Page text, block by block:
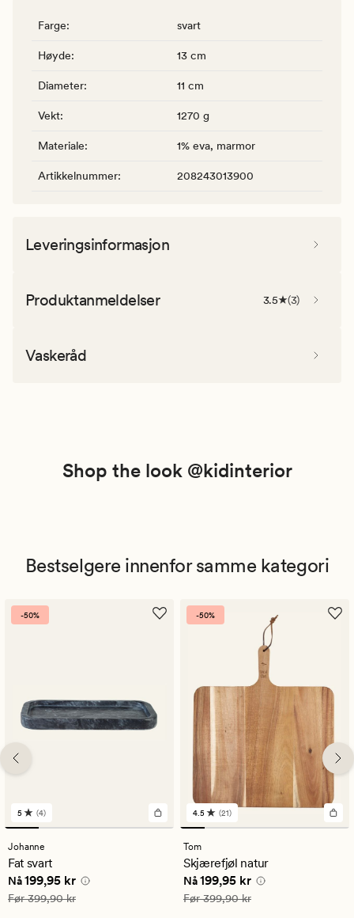
Farge: svart
Høyde: 13 cm
Diameter: 11 cm
Vekt: 1270 g
Materiale: 1% eva, marmor
Artikkelnummer: 208243013900
Leveringsinformasjon
Produktanmeldelser 3.5 (3)
Vaskeråd
Shop the look @kidinterior
Bestselgere innenfor samme kategori
-50%
4
anmeldelser
med
en
gjennomsnittlig
vurdering
på
5
5 (4)
Johanne
Fat svart
Nåværende pris
Nå199,95 kr
Vanlig pris 399,90 kr
Før399,90 kr
-50%
21
anmeldelser
med
en
gjennomsnittlig
vurdering
på
4.5
4.5 (21)
Tom
Skjærefjøl natur
Nåværende pris
Nå199,95 kr
Vanlig pris 399,90 kr
Før399,90 kr